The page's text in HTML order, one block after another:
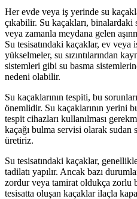
Her evde veya iş yerinde su
çıkabilir. Su kaçakları, binalardaki
veya zamanla meydana gelen
Su tesisatındaki kaçaklar, ev veya
yükselmeler, su sızıntılarından
sistemleri gibi su basma
nedeni olabilir.
Su kaçaklarının tespiti, bu
önemlidir. Su kaçaklarının yerini
tespit cihazları kullanılması
kaçağı bulma servisi olarak
üretiriz.
Su tesisatındaki kaçaklar,
tadilatı yapılır. Ancak bazı
zordur veya tamirat oldukça zorlu
tesisatta oluşan kaçaklar ilaçla